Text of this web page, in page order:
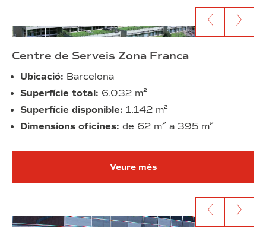
Anar al
Anar al contingut anterior
Centre de Serveis Zona Franca
Ubicació: Barcelona
Superfície total: 6.032 m²
Superfície disponible: 1.142 m²
Dimensions oficines: de 62 m² a 395 m²
Veure més
Anar al
Anar al contingut anterior